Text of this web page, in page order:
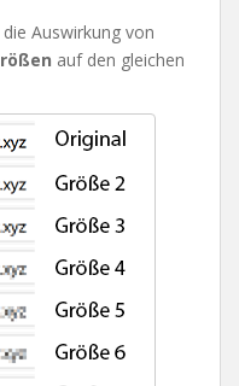
Auswirkung von
auf den gleichen